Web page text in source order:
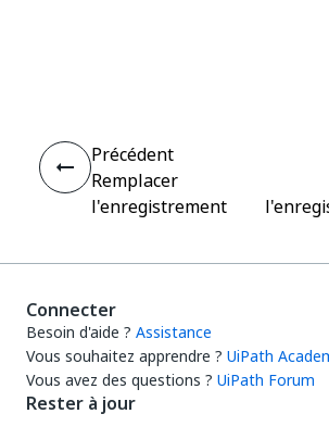
Précédent
Remplacer
l'enregistrement
Connecter
Besoin d'aide ? Assistance
Vous souhaitez apprendre ? UiPath
Vous avez des questions ? UiPath Forum
Rester à jour